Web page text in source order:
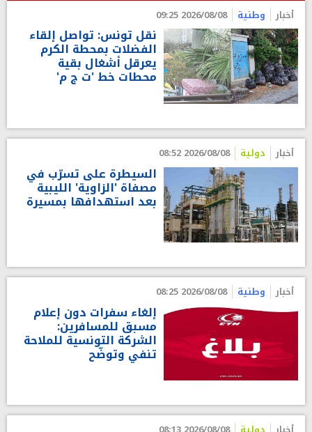
أخبار وطنية 2026/08/08 09:25
نقل تونس: تواصل إلقاء
الفضلات بمحطة الكرم
يعرقل أشغال بقية
محطات خط 'ت ج م'
أخبار دولية 2026/08/08 08:52
السيطرة على تسرّب في
مصفاة 'الزاوية' الليبية
بعد استهدافها بمسيرة
أخبار وطنية 2026/08/08 08:25
إلغاء سفرات دون إعلام
مسبق للمسافرين:
الشركة التونسية للملاحة
تنفي وتوضّح